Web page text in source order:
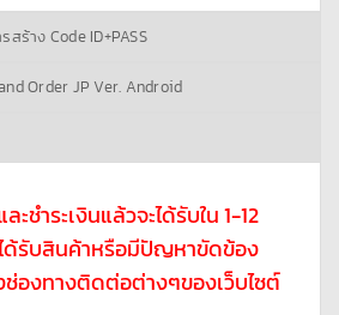
ร้าง Code ID+PASS
Order JP Ver. Android
ชำระเงินแล้วจะได้รับใน 1-12
ด้รับสินค้าหรือมีปัญหาขัดข้อง
องทางติดต่อต่างๆของเว็บไซต์